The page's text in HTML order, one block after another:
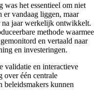
het essentieel om niet
er vandaag liggen, maar
jaar werkelijk ontwikkelt.
methode waarmee
en vertaald naar
en investeringen.
validatie en interactieve
over één centrale
beleidsmakers kunnen